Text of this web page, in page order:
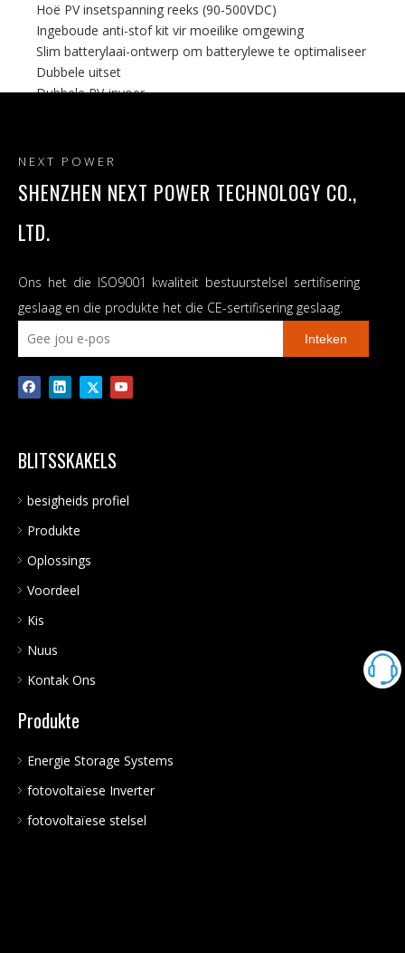
Hoë PV insetspanning reeks (90-500VDC)
Ingeboude anti-stof kit vir moeilike omgewing
Slim batterylaai-ontwerp om batterylewe te optimaliseer
Dubbele uitset
Dubbele PV-invoer
NEXT POWER
SHENZHEN NEXT POWER TECHNOLOGY CO.,
LTD.
Ons het die ISO9001 kwaliteit bestuurstelsel sertifisering
geslaag en die produkte het die CE-sertifisering geslaag.
Inteken
BLITSSKAKELS
besigheids profiel
Produkte
Oplossings
Voordeel
Kis
Nuus
Kontak Ons
Produkte
Energie Storage Systems
fotovoltaïese Inverter
fotovoltaïese stelsel